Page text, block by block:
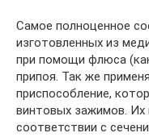
Самое полноценное
изготовленных из
при помощи флюса
припоя. Так же
приспособление,
винтовых зажимов.
соответствии с